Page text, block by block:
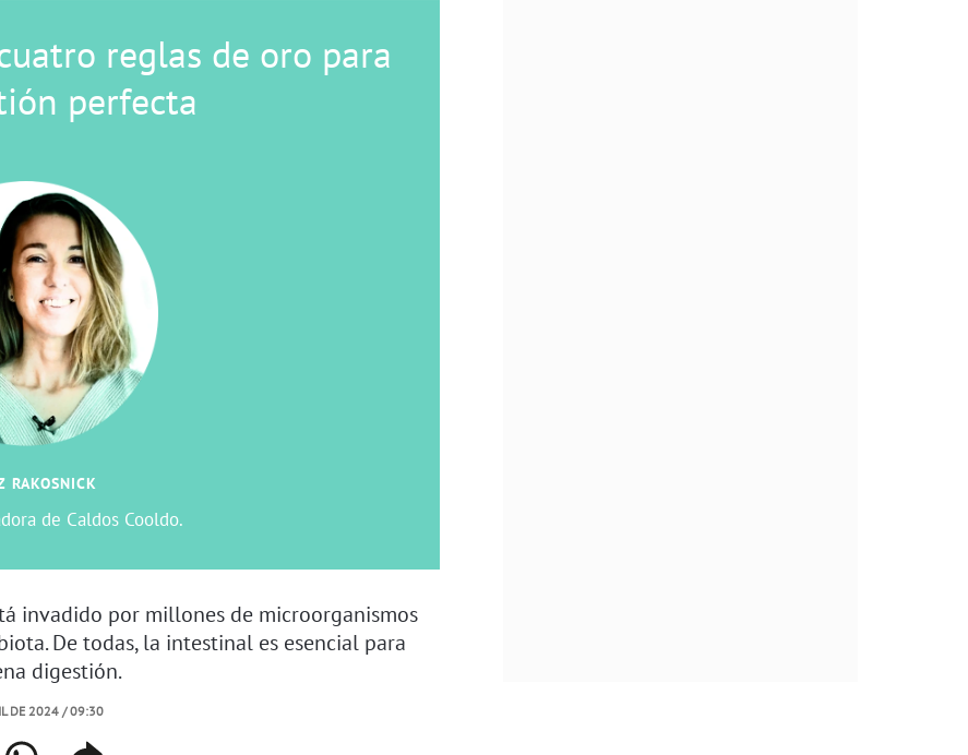
reglas de oro para
perfecta
RAKOSNICK
de Caldos Cooldo.
invadido por millones de microorganismos
De todas, la intestinal es esencial para
digestión.
DE 2024 / 09:30